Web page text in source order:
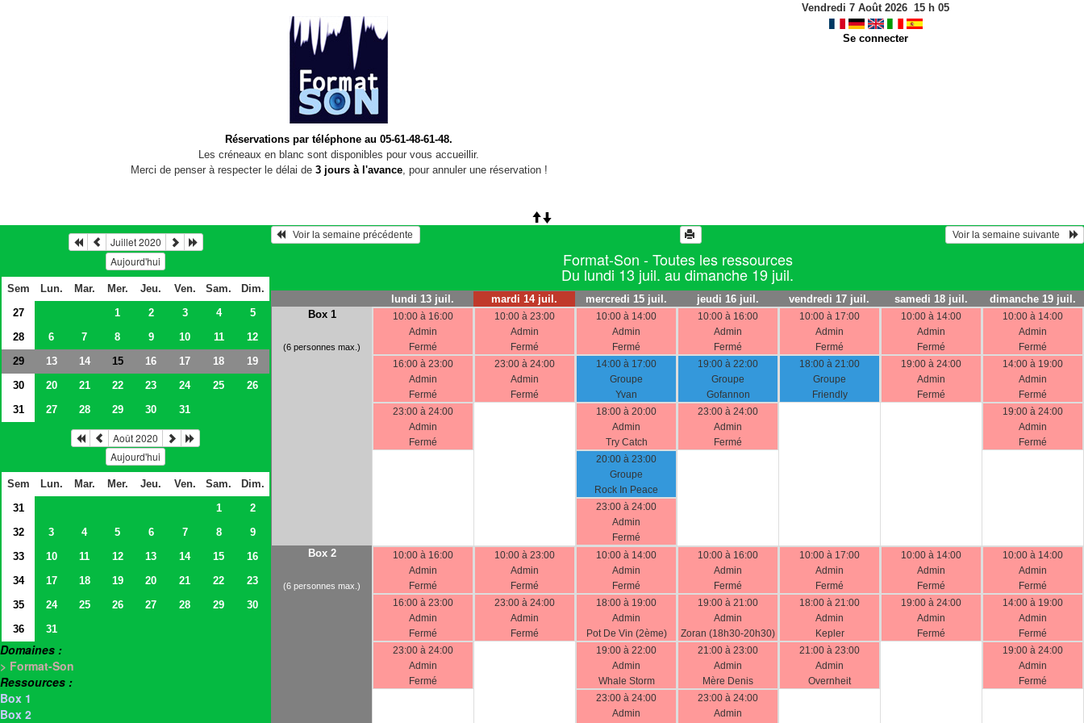
Réservations par téléphone au 05-61-48-61-48.
Les créneaux en blanc sont disponibles pour vous accueillir.
Merci de penser à respecter le délai de 3 jours à l'avance, pour annuler une réservation !
Vendredi 7 Août 2026 15 h 05
Se connecter
Juillet 2020
Aujourd'hui
Sem Lun. Mar. Mer. Jeu. Ven. Sam.
Dim.
27
1 2 3 4
5
28
6 7 8 9 10 11
12
29
13 14 15 16 17 18
19
30
20 21 22 23 24 25
26
31
27 28 29 30 31
Août 2020
Aujourd'hui
Sem Lun. Mar. Mer. Jeu. Ven. Sam.
Dim.
31
1
2
32
3 4 5 6 7 8
9
33
10 11 12 13 14 15
16
34
17 18 19 20 21 22
23
35
24 25 26 27 28 29
30
36
31
Domaines :
> Format-Son
Ressources :
Box 1
Box 2
Voir la semaine suivante
Format-Son - Toutes les ressources
Du lundi 13 juil. au dimanche 19 juil.
lundi 13 juil. mardi 14 juil. mercredi 15 juil. jeudi 16 juil. vendredi 17 juil. samedi 18 juil.
dimanche 19 juil.
Box 1
(6 personnes max.)
10:00 à 16:00
Admin
Fermé
16:00 à 23:00
Admin
Fermé
23:00 à 24:00
Admin
Fermé
10:00 à 23:00
Admin
Fermé
23:00 à 24:00
Admin
Fermé
10:00 à 14:00
Admin
Fermé
14:00 à 17:00
Groupe
Yvan
18:00 à 20:00
Admin
Try Catch
20:00 à 23:00
Groupe
Rock In Peace
23:00 à 24:00
Admin
Fermé
10:00 à 16:00
Admin
Fermé
19:00 à 22:00
Groupe
Gofannon
23:00 à 24:00
Admin
Fermé
10:00 à 17:00
Admin
Fermé
18:00 à 21:00
Groupe
Friendly
10:00 à 14:00
Admin
Fermé
19:00 à 24:00
Admin
Fermé
10:00 à 14:00
Admin
Fermé
14:00 à 19:00
Admin
Fermé
19:00 à 24:00
Admin
Fermé
Box 2
(6 personnes max.)
10:00 à 16:00
Admin
Fermé
16:00 à 23:00
Admin
Fermé
23:00 à 24:00
Admin
Fermé
10:00 à 23:00
Admin
Fermé
23:00 à 24:00
Admin
Fermé
10:00 à 14:00
Admin
Fermé
18:00 à 19:00
Admin
Pot De Vin (2ème)
19:00 à 22:00
Admin
Whale Storm
23:00 à 24:00
Admin
10:00 à 16:00
Admin
Fermé
19:00 à 21:00
Admin
Zoran (18h30-20h30)
21:00 à 23:00
Admin
Mère Denis
23:00 à 24:00
Admin
10:00 à 17:00
Admin
Fermé
18:00 à 21:00
Admin
Kepler
21:00 à 23:00
Admin
Overnheit
10:00 à 14:00
Admin
Fermé
19:00 à 24:00
Admin
Fermé
10:00 à 14:00
Admin
Fermé
14:00 à 19:00
Admin
Fermé
19:00 à 24:00
Admin
Fermé